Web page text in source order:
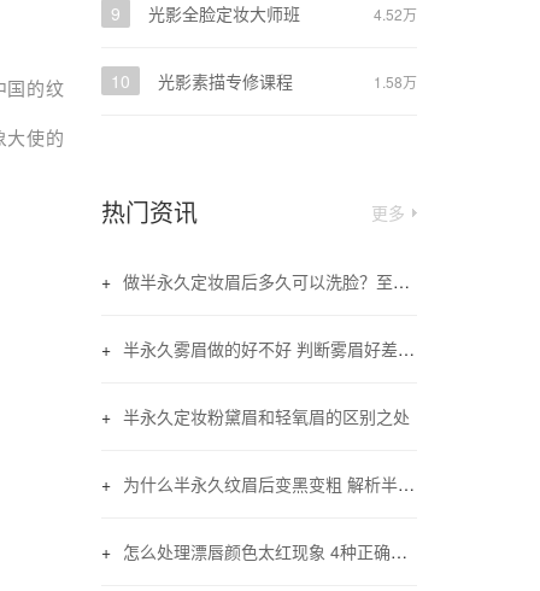
国的纹
大使的
4.52万
9 光影全脸定妆大师班
1.58万
10 光影素描专修课程
更多
热门资讯
做半永久定妆眉后多久可以洗脸？至少三天皮肤恢复即可
半永久雾眉做的好不好 判断雾眉好差的三大要素
半永久定妆粉黛眉和轻氧眉的区别之处
为什么半永久纹眉后变黑变粗 解析半永久纹眉变黑现象
怎么处理漂唇颜色太红现象 4种正确的方法